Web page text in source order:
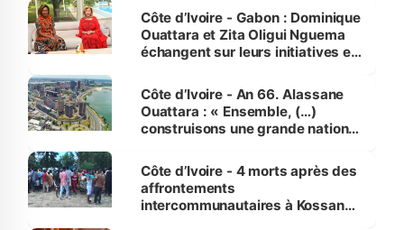
Côte d’Ivoire - Gabon : Dominique
Ouattara et Zita Oligui Nguema
échangent sur leurs initiatives en
enfants
Côte d’Ivoire - An 66. Alassane
Ouattara : « Ensemble, (…)
construisons une grande nation
générations futures »
Côte d’Ivoire - 4 morts après des
affrontements
intercommunautaires à Kossandji